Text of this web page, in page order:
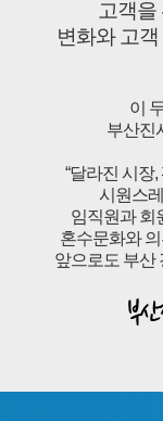
고객을
변화와 고
이
부산진
“달라진 시장
시원스
임직원과 회
혼수문화와
앞으로도 부산